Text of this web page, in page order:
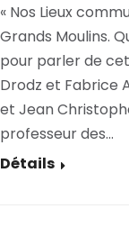
« Nos Lieux
Grands Moulins.
pour parler de
Drodz et Fabrice
et Jean
professeur des…
Détails